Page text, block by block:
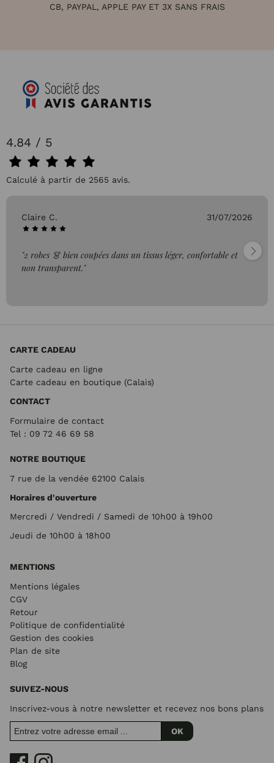
CB, PAYPAL, APPLE PAY ET 3X SANS FRAIS
4.84 / 5
Calculé à partir de 2565 avis.
Claire C. 31/07/2026
"2 robes 👗 bien coupées dans un tissus léger, confortable et
non transparent."
CARTE CADEAU
Carte cadeau en ligne
Carte cadeau en boutique (Calais)
CONTACT
Formulaire de contact
Tel : 09 72 46 69 58
NOTRE BOUTIQUE
7 rue de la vendée 62100 Calais
Horaires d'ouverture
Mercredi / Vendredi / Samedi de 10h00 à 19h00
Jeudi de 10h00 à 18h00
MENTIONS
Mentions légales
CGV
Retour
Politique de confidentialité
Gestion des cookies
Plan de site
Blog
SUIVEZ-NOUS
Inscrivez-vous à notre newsletter et recevez nos bons plans
OK